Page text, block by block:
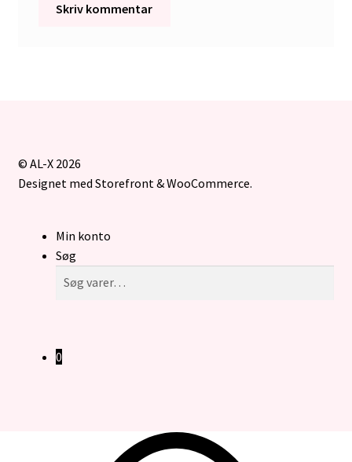
© AL-X 2026
Designet med Storefront & WooCommerce.
Min konto
Søg
efter:
0